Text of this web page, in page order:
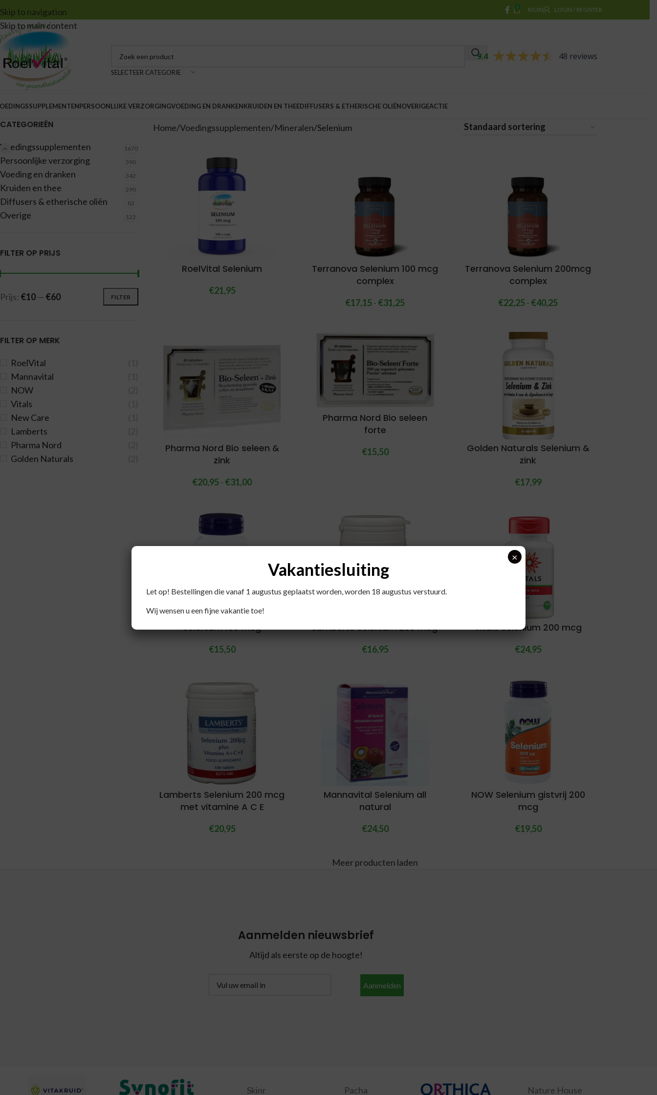
Skip to navigation
Skip to main content
0 €0,00 LOGIN / REGISTER
SELECTEER CATEGORIE
9.4 48 reviews
PERSOONLIJKE VERZORGINGVOEDING EN DRANKENKRUIDEN EN THEEDIFFUSERS & ETHERISCHE OLIËNOVERIGEACTIE
CATEGORIEËN
Voedingssupplementen 1670
Persoonlijke verzorging 390
Voeding en dranken 342
Kruiden en thee 290
Diffusers & etherische oliën 83
Overige 122
FILTER OP PRIJS
FILTER
Prijs: €10— €60
FILTER OP MERK
RoelVital
Mannavital
NOW
Vitals
New Care
Lamberts
Pharma Nord
Golden Naturals
Home Voedingssupplementen Mineralen Selenium
RoelVital Selenium
€21,95
Terranova Selenium 100 mcg
complex
€17,15 - €31,25
Terranova Selenium 200mcg
complex
€22,25 - €40,25
Pharma Nord Bio seleen &
zink
€20,95 - €31,00
Pharma Nord Bio seleen
forte
€15,50
Golden Naturals Selenium &
zink
€17,99
Selenium 100 mcg
€15,50
Lamberts Selenium 200 mcg
€16,95
Vitals Selenium 200 mcg
€24,95
Lamberts Selenium 200 mcg
met vitamine A C E
€20,95
Mannavital Selenium all
natural
€24,50
NOW Selenium gistvrij 200
mcg
€19,50
Meer producten laden
Aanmelden nieuwsbrief
Altijd als eerste op de hoogte!
Aanmelden
Skinr Pacha Nature House
Vakantiesluiting
Let op! Bestellingen die vanaf 1 augustus geplaatst worden, worden 18 augustus verstuurd.
Wij wensen u een fijne vakantie toe!
×